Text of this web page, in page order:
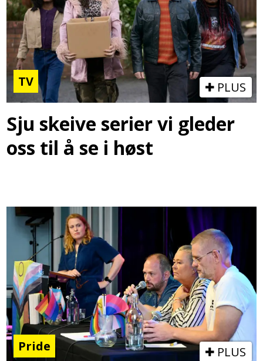
TV PLUS
Sju skeive serier vi gleder
oss til å se i høst
Pride PLUS